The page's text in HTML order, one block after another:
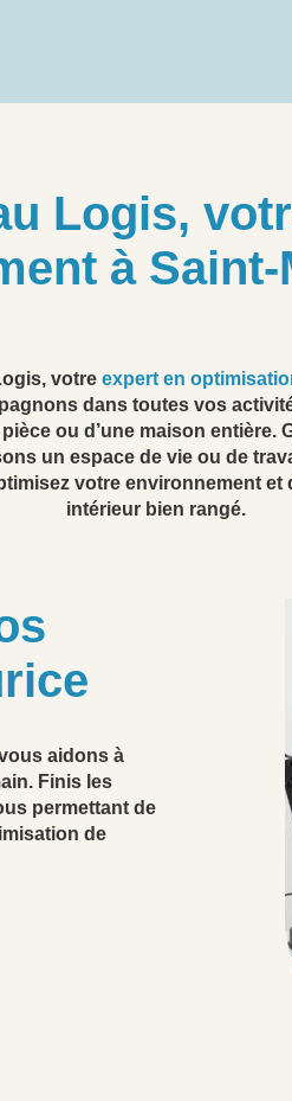
Logis,
à
votre expert en
dans toutes vos
ou d’une maison entière.
un espace de vie ou de
votre environnement et
intérieur bien rangé.
aidons à
Finis les
permettant de
de